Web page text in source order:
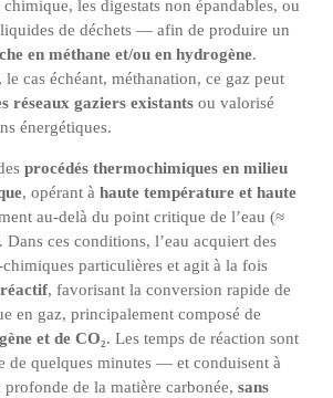
les digestats non épandables, ou
de déchets — afin de produire un
en méthane et/ou en hydrogène.
cas échéant, méthanation, ce gaz peut
réseaux gaziers existantsou valorisé
énergétiques.
procédés thermochimiques en milieu
, opérant à haute température et haute
au-delà du point critique de l’eau (≈
Dans ces conditions, l’eau acquiert des
particulières et agit à la fois
, favorisant la conversion rapide de
en gaz, principalement composé de
et de CO₂. Les temps de réaction sont
de quelques minutes — et conduisent à
de la matière carbonée, sans